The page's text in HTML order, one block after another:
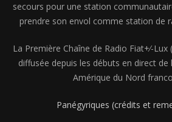
secours pour une station
prendre son envol comme station de
La Première Chaîne de Radio Fiat+⁄-Lux (
diffusée depuis les débuts en direct de
Amérique du Nord
Panégyriques (crédits et